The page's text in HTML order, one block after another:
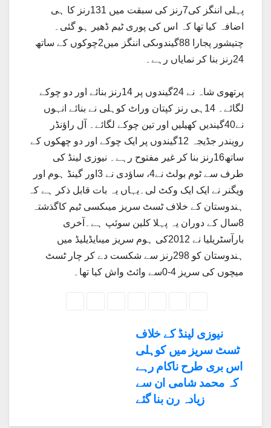
پہلی اننگز کی7رنز کی سبقت میں 131رنز کا ہی
اضافہ کیا تھا کہ اس کی پوری ٹیم ڈھیر ہو گئی۔
چتیشور پجارا 88گیندوںکی اننگز میں2چوکوں کے ساتھ
24رنز بنا کر نمایاں رہے۔
پرتھوی شاہ نے 24گیندوں پر 14رنز بنائے اور دو چوکے
لگائے۔ 14ہی رنز کپتان وراٹ کوہلی نے بنائے انہوں
نے40گیندیں کھیلیں اور تین چوکے لگائے۔ آل راؤنڈر
رویندر جڈیجہ 12گیندوں پر ایک چوکے اور دو چھکوں کے
ساتھ16رنز بنا کر غیر مفتوح رہے۔ نیوزی لینڈ کی
طرف سے ٹوم بولٹ نے4، ساؤدی نے 3اور گینڈ ہوم اور
ویگنر نے ایک ایک وکٹ لی۔یہاں یہ بات قابل ذکر ہے کہ
ہندوستان کے خلاف ٹسٹ سریز میںکسی ٹیم کاگذشتہ
8سال کے دوران یہ پہلا کلین سوئپ ہے۔آخری
بارآسٹریلیا نے 2012کی ہوم سریز میںایڈیلیڈ میں
ہندوستان کو 298رنز سے شکست دے کر چار ٹسٹ
میچوں کی سریز 4-0سے وائٹ واش کیا تھا۔
نیوزی لینڈ کے خلاف
ٹسٹ سریز میں کوہلی
اس بری طرح ناکام رہے
کہ محمد شامی ان سے
زیادہ رن بنا گئے